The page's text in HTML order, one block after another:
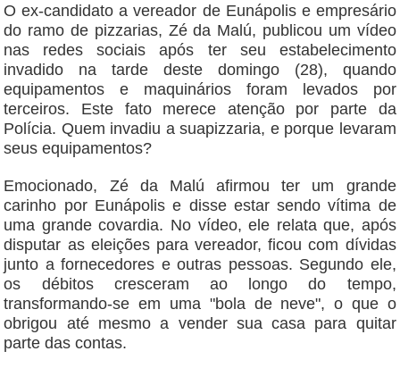
O ex-candidato a vereador de Eunápolis e empresário
do ramo de pizzarias, Zé da Malú, publicou um vídeo
nas redes sociais após ter seu estabelecimento
invadido na tarde deste domingo (28), quando
equipamentos e maquinários foram levados por
terceiros. Este fato merece atenção por parte da
Polícia. Quem invadiu a suapizzaria, e porque levaram
seus equipamentos?
Emocionado, Zé da Malú afirmou ter um grande
carinho por Eunápolis e disse estar sendo vítima de
uma grande covardia. No vídeo, ele relata que, após
disputar as eleições para vereador, ficou com dívidas
junto a fornecedores e outras pessoas. Segundo ele,
os débitos cresceram ao longo do tempo,
transformando-se em uma "bola de neve", o que o
obrigou até mesmo a vender sua casa para quitar
parte das contas.